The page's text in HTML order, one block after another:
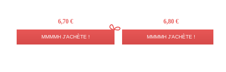
6,70 €
MMMMH J'ACHÈTE !
6,80 €
MMMMH J'ACHÈTE !